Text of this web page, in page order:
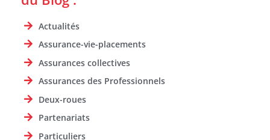
Actualités
Assurance-vie-placements
Assurances collectives
Assurances des Professionnels
Deux-roues
Partenariats
Particuliers